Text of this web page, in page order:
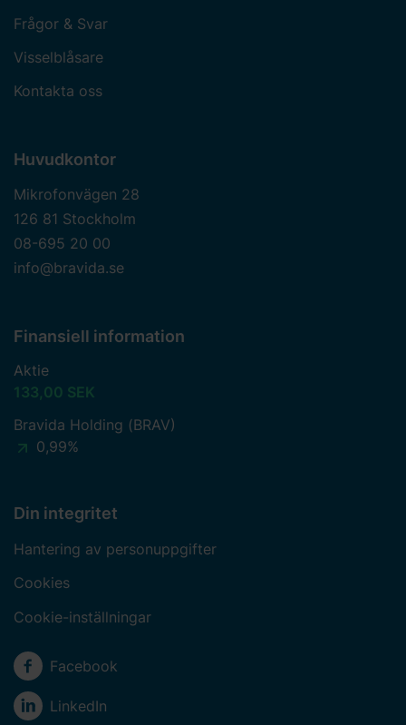
Frågor & Svar
Visselblåsare
Kontakta oss
Huvudkontor
Mikrofonvägen 28
126 81 Stockholm
08-695 20 00
info@bravida.se
Finansiell information
Aktie
133,00 SEK
Bravida Holding (BRAV)
0,99%
Din integritet
Hantering av personuppgifter
Cookies
Cookie-inställningar
Sociala medier
Facebook
LinkedIn